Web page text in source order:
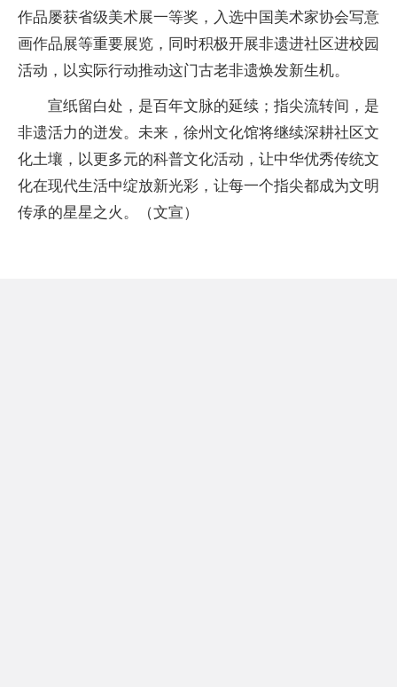
作品屡获省级美术展一等奖，入选中国美术家协会写意
画作品展等重要展览，同时积极开展非遗进社区进校园
活动，以实际行动推动这门古老非遗焕发新生机。
宣纸留白处，是百年文脉的延续；指尖流转间，是
非遗活力的迸发。未来，徐州文化馆将继续深耕社区文
化土壤，以更多元的科普文化活动，让中华优秀传统文
化在现代生活中绽放新光彩，让每一个指尖都成为文明
传承的星星之火。（文宣）